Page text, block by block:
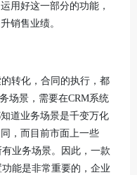
用好这一部分的功能，
销售业绩。
转化，合同的执行，都
场景，需要在CRM系统
道业务场景是千变万化
，而目前市面上一些
业务场景。因此，一款
能是非常重要的，企业